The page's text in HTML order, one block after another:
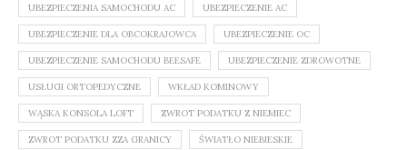
UBEZPIECZENIA SAMOCHODU AC UBEZPIECZENIE AC
UBEZPIECZENIE DLA OBCOKRAJOWCA UBEZPIECZENIE OC
UBEZPIECZENIE SAMOCHODU BEESAFE UBEZPIECZENIE ZDROWOTNE
USŁUGI ORTOPEDYCZNE WKŁAD KOMINOWY
WĄSKA KONSOLA LOFT ZWROT PODATKU Z NIEMIEC
ZWROT PODATKU ZZA GRANICY ŚWIATŁO NIEBIESKIE